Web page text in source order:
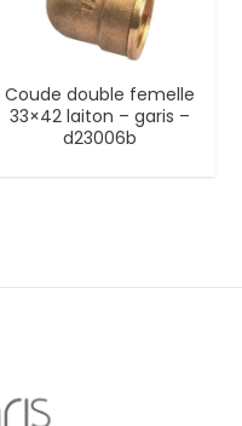
Coude double femelle
33×42 laiton – garis –
d23006b